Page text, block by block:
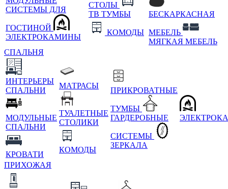
СИСТЕМЫ ДЛЯ
ГОСТИНОЙ
ЭЛЕКТРОКАМИНЫ
СТОЛЫ
ТВ ТУМБЫ
КОМОДЫ
БЕСКАРКАСНАЯ
МЕБЕЛЬ
МЯГКАЯ МЕБЕЛЬ
СПАЛЬНЯ
ИНТЕРЬЕРЫ
СПАЛЬНИ
МОДУЛЬНЫЕ
СПАЛЬНИ
КРОВАТИ
МАТРАСЫ
ТУАЛЕТНЫЕ
СТОЛИКИ
КОМОДЫ
ПРИКРОВАТНЫЕ
ТУМБЫ
ГАРДЕРОБНЫЕ
СИСТЕМЫ
ЗЕРКАЛА
ПРИХОЖАЯ